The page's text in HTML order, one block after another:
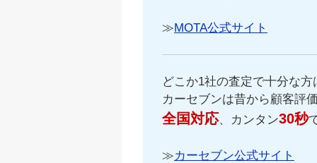
≫MOTA公式サイト
どこか1社の査定で十分な方
カーセブンは昔から顧客評
全国対応、カンタン30秒
≫カーセブン公式サイト